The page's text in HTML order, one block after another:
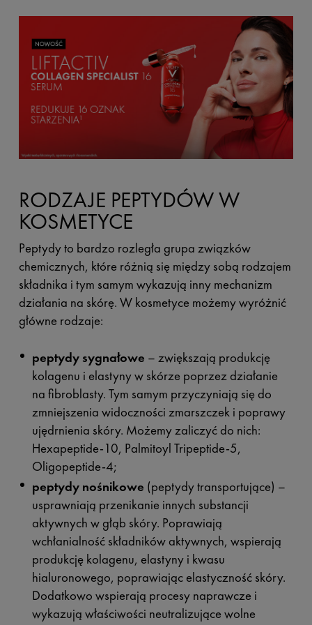
RODZAJE PEPTYDÓW W
KOSMETYCE
Peptydy to bardzo rozległa grupa związków
chemicznych, które różnią się między sobą rodzajem
składnika i tym samym wykazują inny mechanizm
działania na skórę. W kosmetyce możemy wyróżnić
główne rodzaje:
peptydy sygnałowe – zwiększają produkcję
kolagenu i elastyny w skórze poprzez działanie
na fibroblasty. Tym samym przyczyniają się do
zmniejszenia widoczności zmarszczek i poprawy
ujędrnienia skóry. Możemy zaliczyć do nich:
Hexapeptide-10, Palmitoyl Tripeptide-5,
Oligopeptide-4;
peptydy nośnikowe (peptydy transportujące) –
usprawniają przenikanie innych substancji
aktywnych w głąb skóry. Poprawiają
wchłanialność składników aktywnych, wspierają
produkcję kolagenu, elastyny i kwasu
hialuronowego, poprawiając elastyczność skóry.
Dodatkowo wspierają procesy naprawcze i
wykazują właściwości neutralizujące wolne